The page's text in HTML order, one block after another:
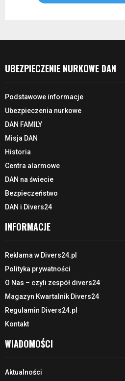
UBEZPIECZENIE NURKOWE DAN
Podstawowe informacje
Ubezpieczenia nurkowe
DAN FAMILY
Misja DAN
Historia
Centra alarmowe
DAN na świecie
Bezpieczeństwo
DAN i Divers24
INFORMACJE
Reklama w Divers24.pl
Polityka prywatności
O Nas – czyli zespół divers24
Magazyn Kwartalnik Divers24
Regulamin Divers24.pl
Kontakt
WIADOMOŚCI
Aktualności